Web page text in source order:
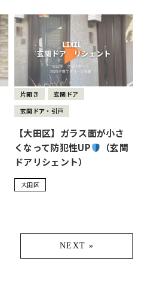
片開き
玄関ドア
玄関ドア・引戸
【大田区】ガラス面が小さ
くなって防犯性UP
（玄関
ドアリシェント）
大田区
NEXT »